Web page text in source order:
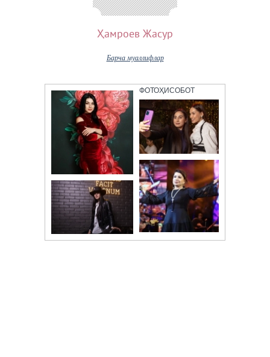
Ҳамроев Жасур
Барча муаллифлар
ФОТОҲИСОБОТ